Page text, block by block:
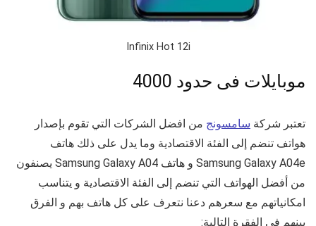
Infinix Hot 12i
موبايلات فى حدود 4000
تعتبر شركة سامسونج من افضل الشركات التي تقوم بإصدار
هواتف تنضم إلى الفئة الاقتصادية وما يدل على ذلك هاتف
Samsung Galaxy A04e و هاتف Samsung Galaxy A04 يصنفون
من أفضل الهواتف التي تنضم إلى الفئة الاقتصادية و يتناسب
امكانياتهم مع سعرهم دعنا نتعرف على كل هاتف بهم و الفرق
بينهم في الفقرة التالية: